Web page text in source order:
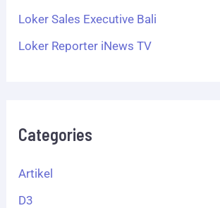
Loker Sales Executive Bali
Loker Reporter iNews TV
Categories
Artikel
D3